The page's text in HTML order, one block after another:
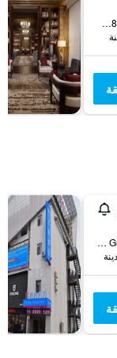
No. 168 Yanlong Road, Yanbian, الصين
No.789 Guanghua Road, Yanbian, الصين